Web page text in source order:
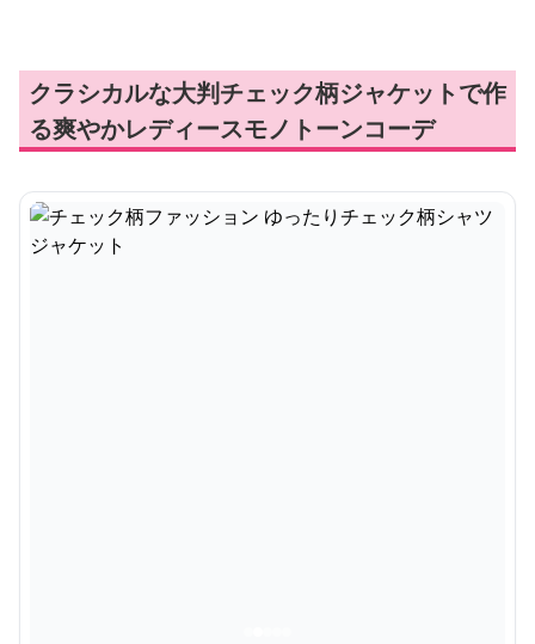
クラシカルな大判チェック柄ジャケットで作
る爽やかレディースモノトーンコーデ